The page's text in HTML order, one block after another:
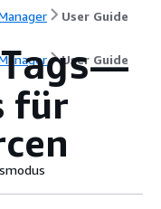
User Guide
User Guide
—
für